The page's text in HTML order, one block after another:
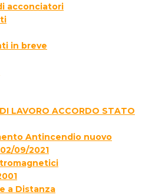
acconciatori
in breve
LAVORO ACCORDO STATO
Antincendio nuovo
09/2021
a Distanza